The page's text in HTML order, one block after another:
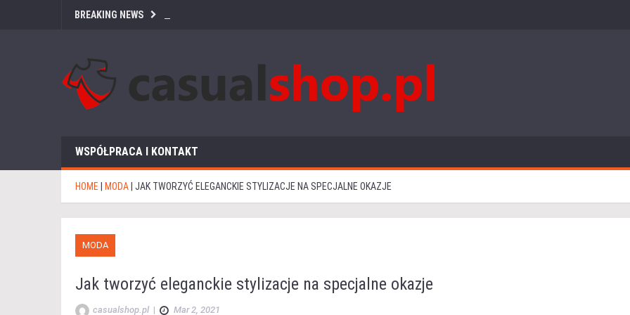
BREAKING NEWS
WSPÓŁPRACA I KONTAKT
HOME MODA JAK TWORZYĆ ELEGANCKIE STYLIZACJE NA SPECJALNE OKAZJE
MODA
Jak tworzyć eleganckie stylizacje na specjalne okazje
casualshop.pl | Mar 2, 2021